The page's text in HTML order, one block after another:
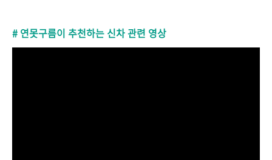
# 연못구름이 추천하는 신차 관련 영상